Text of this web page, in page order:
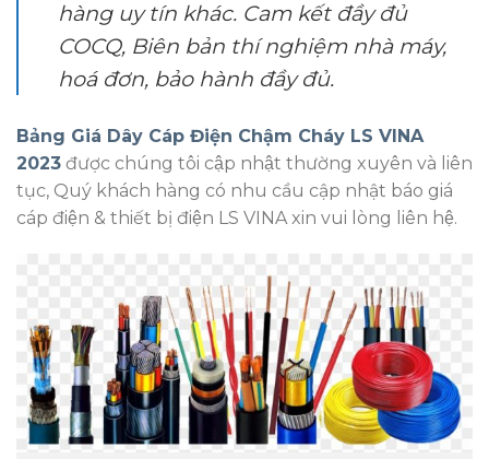
hàng uy tín khác. Cam kết đầy đủ
COCQ, Biên bản thí nghiệm nhà máy,
hoá đơn, bảo hành đầy đủ.
Bảng Giá Dây Cáp Điện Chậm Cháy LS VINA
2023 được chúng tôi cập nhật thường xuyên và liên
tục, Quý khách hàng có nhu cầu cập nhật báo giá
cáp điện & thiết bị điện LS VINA xin vui lòng liên hệ.